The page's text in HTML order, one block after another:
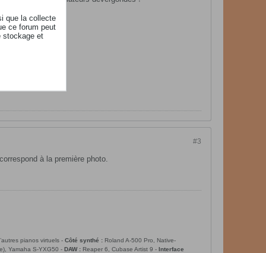
#3
à la première photo.
pianos virtuels - Côté synthé : Roland A-500 Pro, Native-
Yamaha S-YXG50 - DAW : Reaper 6, Cubase Artist 9 - Interface
que la collecte
ce forum peut
stockage et